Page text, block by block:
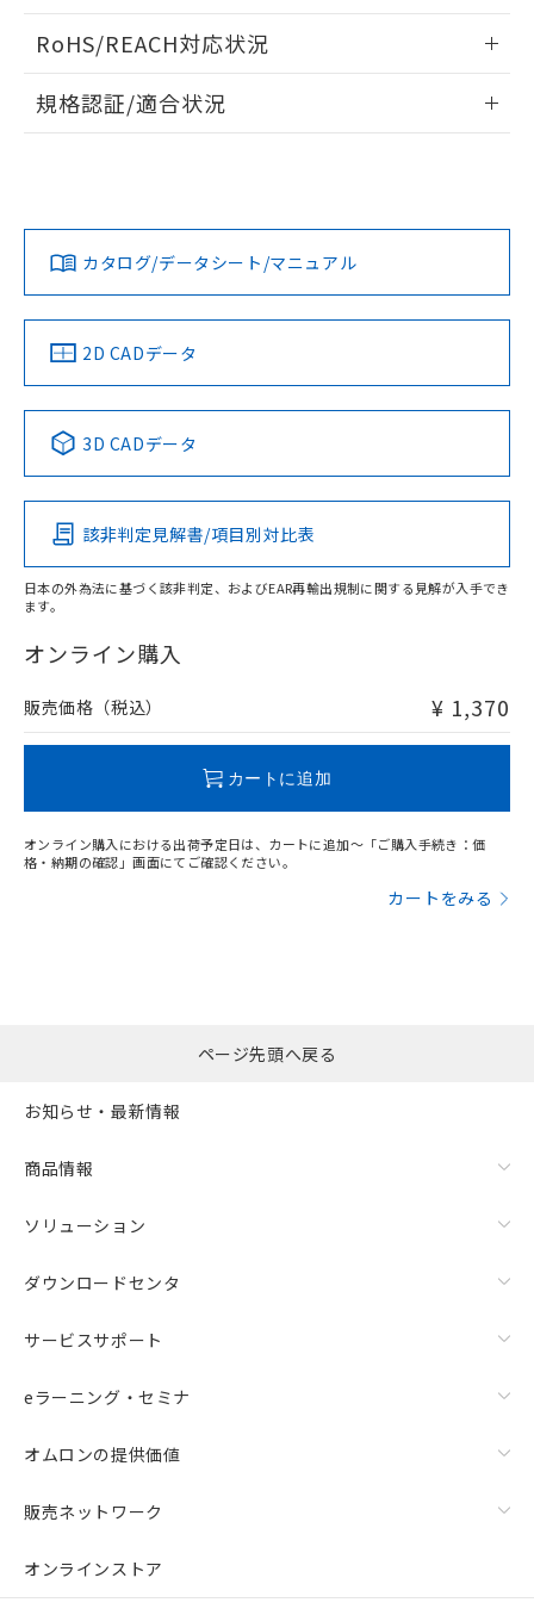
ドすることができます。
ログイン/会員登録
ダウンロードデータをご利用いただく前に、以下を必ずお読
みください。
ソフトウェアの使用条件
RoHS/REACH対応状況
EU RoHS 注意事項・凡例
対応済み
中国 RoHS 注意事項・凡例
Pb Hg Cd Cr(VI)
O
在庫等で未対応品が混在する可能性があります。
問い合わせください。
規格認証/適合状況
LR型式承認
（イギリス
船舶規格）
DNV型式承認
（ノルウェー
BV型式承認
（フランス
KR型式
（韓国
No No No No
この製品の規格認証/適合状況ページへ
その他の認証はこちらのページからご検索ください
カタログ/データシート/マニュアル
2D CADデータ
3D CADデータ
該非判定見解書/項目別対比表
日本の外為法に基づく該非判定、およびEAR再輸出規制に関する見解が入手でき
ます。
オンライン購入
販売価格（税込） ¥ 1,370
カートに追加
オンライン購入における出荷予定日は、カートに追加～「ご購入手続き：価
格・納期の確認」画面にてご確認ください。
カートをみる
物質の対応では、対応完了までの期間は出
荷製品に未対応品が混在することから備考
欄に対応日を記載しておりました。
既に当社にて対応品への在庫切替を完了
ページ先頭へ戻る
お知らせ・最新情報
商品情報
ソリューション
ダウンロードセンタ
サービスサポート
eラーニング・セミナ
オムロンの提供価値
販売ネットワーク
オンラインストア